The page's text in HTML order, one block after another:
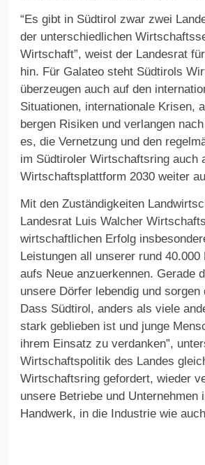
“Es gibt in Südtirol zwar zwei
der unterschiedlichen
Wirtschaft”, weist der Landesrat
hin. Für Galateo steht Südtirols
überzeugen auch auf den
Situationen, internationale Krisen,
bergen Risiken und verlangen
es, die Vernetzung und den
im Südtiroler Wirtschaftsring auch
Wirtschaftsplattform 2030 weiter
Mit den Zuständigkeiten
Landesrat Luis Walcher
wirtschaftlichen Erfolg
Leistungen all unserer rund
aufs Neue anzuerkennen. Gerade
unsere Dörfer lebendig und
Dass Südtirol, anders als viele
stark geblieben ist und junge
ihrem Einsatz zu verdanken”,
Wirtschaftspolitik des Landes
Wirtschaftsring gefordert, wieder
unsere Betriebe und
Handwerk, in die Industrie wie